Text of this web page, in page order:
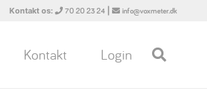
Kontakt os: 70 20 23 24 | info@voxmeter.dk
Kontakt Login